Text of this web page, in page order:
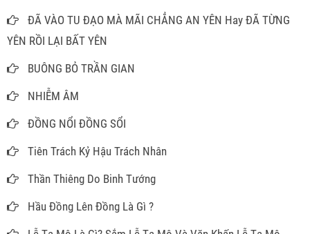
ĐÃ VÀO TU ĐẠO MÀ MÃI CHẲNG AN YÊN Hay ĐÃ TỪNG
YÊN RỒI LẠI BẤT YÊN
BUÔNG BỎ TRẦN GIAN
NHIỄM ÂM
ĐỒNG NỔI ĐỒNG SỔI
Tiên Trách Kỷ Hậu Trách Nhân
Thần Thiêng Do Binh Tướng
Hầu Đồng Lên Đồng Là Gì ?